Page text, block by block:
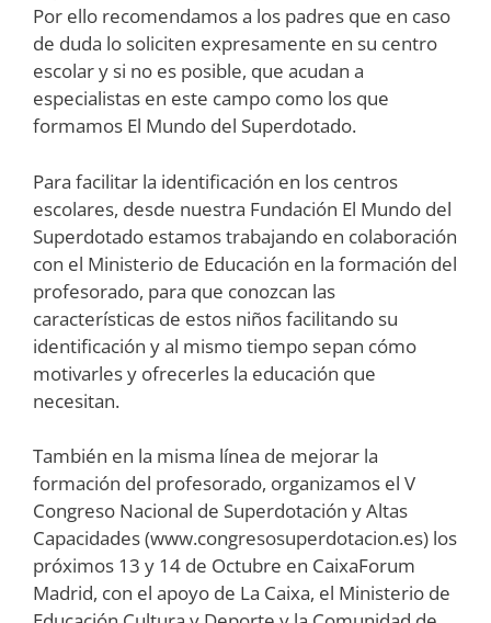
Por ello recomendamos a los padres que en caso
de duda lo soliciten expresamente en su centro
escolar y si no es posible, que acudan a
especialistas en este campo como los que
formamos El Mundo del Superdotado.
Para facilitar la identificación en los centros
escolares, desde nuestra Fundación El Mundo del
Superdotado estamos trabajando en colaboración
con el Ministerio de Educación en la formación del
profesorado, para que conozcan las
características de estos niños facilitando su
identificación y al mismo tiempo sepan cómo
motivarles y ofrecerles la educación que
necesitan.
También en la misma línea de mejorar la
formación del profesorado, organizamos el V
Congreso Nacional de Superdotación y Altas
Capacidades (www.congresosuperdotacion.es) los
próximos 13 y 14 de Octubre en CaixaForum
Madrid, con el apoyo de La Caixa, el Ministerio de